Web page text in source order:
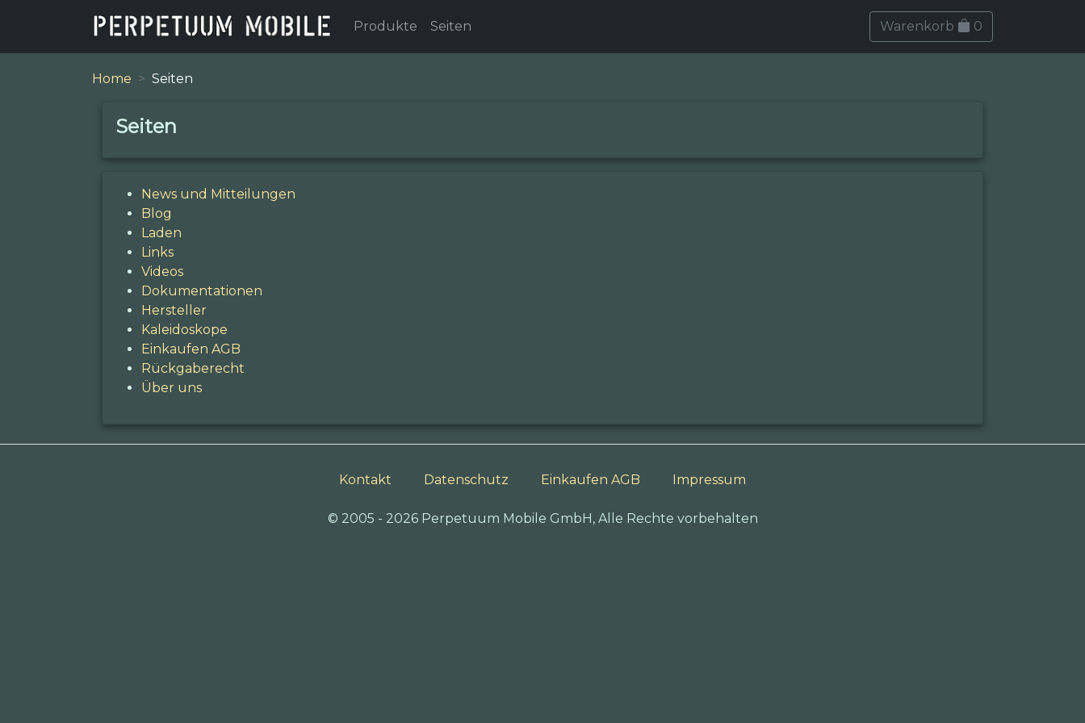
Produkte Seiten Warenkorb 0
Home Seiten
Seiten
News und Mitteilungen
Blog
Laden
Links
Videos
Dokumentationen
Hersteller
Kaleidoskope
Einkaufen AGB
Rückgaberecht
Über uns
Kontakt Datenschutz Einkaufen AGB Impressum
© 2005 - 2026 Perpetuum Mobile GmbH, Alle Rechte vorbehalten